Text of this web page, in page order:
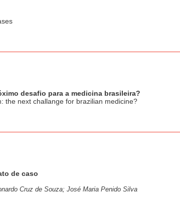
desafio para a medicina brasileira?
the next challange for brazilian medicine?
de caso
Cruz de Souza; José Maria Penido Silva